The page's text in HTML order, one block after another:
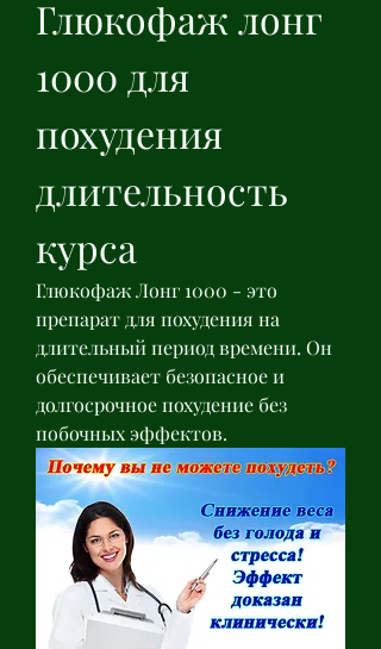
Глюкофаж лонг
1000 для
похудения
длительность
курса
Глюкофаж Лонг 1000 - это
препарат для похудения на
длительный период времени. Он
обеспечивает безопасное и
долгосрочное похудение без
побочных эффектов.